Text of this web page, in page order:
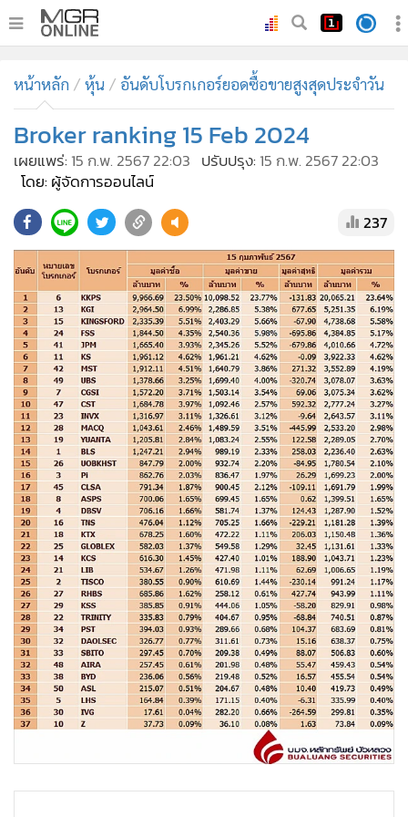
ทันเหตุการณ์
• ภาคใต้
• ภูมิภาค
Online Section
• บันเทิง
• ผู้จัดการรายวัน
• คอลัมนิสต์
• ละคร
• CbizReview
• Cyber BIZ
• ผู้จัดกวน
• Good health & Well-being
• Green Innovation & SD
• Management & HR
• MGR Live
• Infographic
• การเมือง
• ท่องเที่ยว
• กีฬา
• ต่างประเทศ
• Special Scoop
• เศรษฐกิจ-ธุรกิจ
• จีน
หน้าหลัก หุ้น อันดับโบรกเกอร์ยอดซื้อขายสูงสุดประจำวัน
Broker ranking 15 Feb 2024
เผยแพร่: 15 ก.พ. 2567 22:03 ปรับปรุง: 15 ก.พ. 2567 22:03
โดย: ผู้จัดการออนไลน์
237